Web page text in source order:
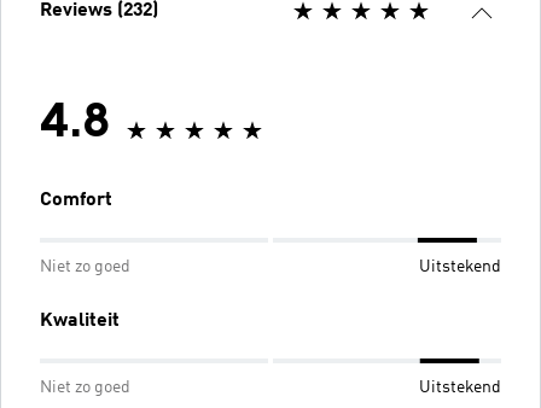
Reviews (232)
4.8
Comfort
Niet zo goed Uitstekend
Kwaliteit
Niet zo goed Uitstekend